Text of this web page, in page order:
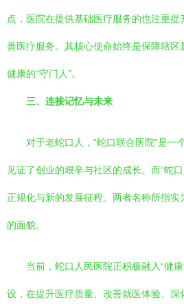
点，医院在提供基础医疗服务的也注重
善医疗服务。其核心使命始终是保障辖区
健康的“守门人”。
三、连接记忆与未来
对于老蛇口人，“蛇口联合医院”是一
见证了创业的艰辛与社区的成长。而“蛇
正规化与新的发展征程。两者名称所指
的面貌。
当前，蛇口人民医院正积极融入“健
设，在提升医疗质量、改善就医体验、深